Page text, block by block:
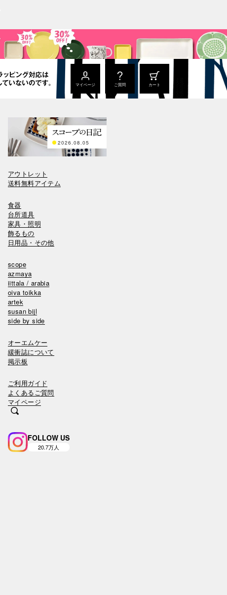
マイページ ご質問 カート
2026.08.05
アウトレット
送料無料アイテム
食器
台所道具
家具・照明
飾るもの
日用品・その他
scope
azmaya
iittala / arabia
oiva toikka
artek
susan bijl
side by side
オーエムケー
緩衝誌について
掲示板
ご利用ガイド
よくあるご質問
マイページ
FOLLOW US